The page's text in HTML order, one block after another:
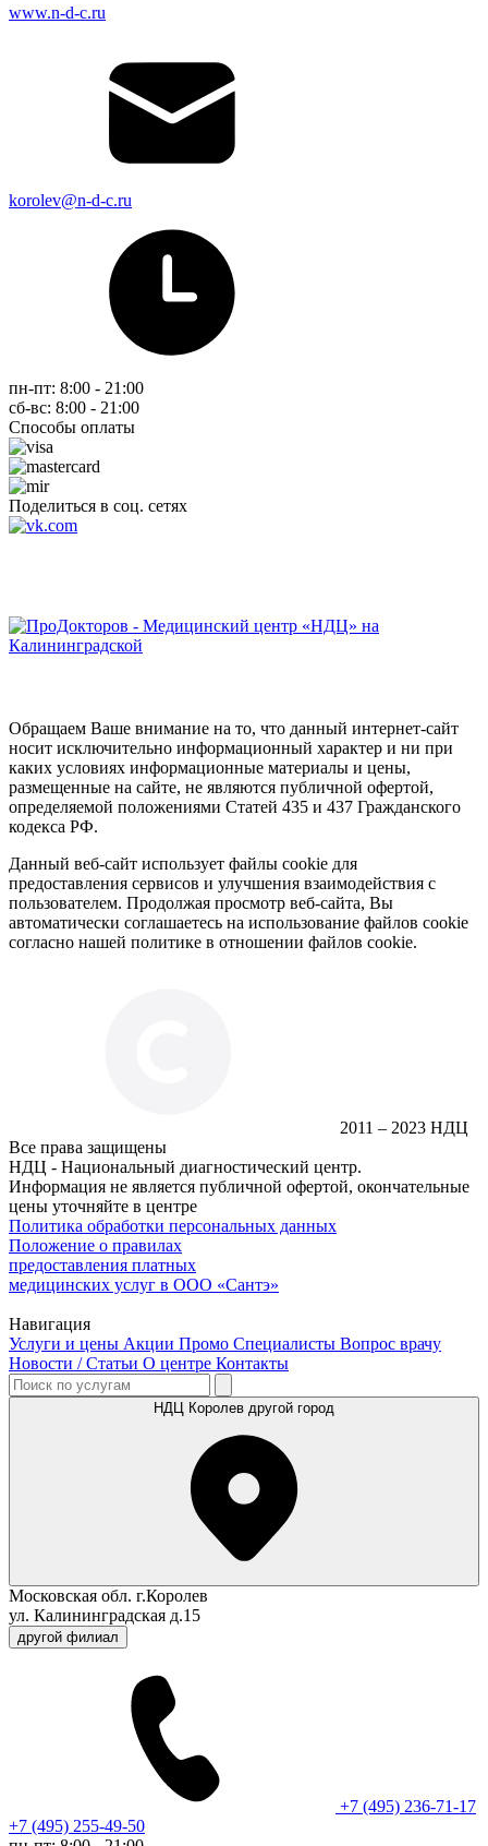
www.n-d-c.ru
korolev@n-d-c.ru
пн-пт: 8:00 - 21:00
сб-вс: 8:00 - 21:00
Способы оплаты
Поделиться в соц. сетях
Обращаем Ваше внимание на то, что данный интернет-сайт
носит исключительно информационный характер и ни при
каких условиях информационные материалы и цены,
размещенные на сайте, не являются публичной офертой,
определяемой положениями Статей 435 и 437 Гражданского
кодекса РФ.
Данный веб-сайт использует файлы cookie для
предоставления сервисов и улучшения взаимодействия с
пользователем. Продолжая просмотр веб-сайта, Вы
автоматически соглашаетесь на использование файлов cookie
согласно нашей политике в отношении файлов cookie.
2011 – 2023 НДЦ
Все права защищены
НДЦ - Национальный диагностический центр.
Информация не является публичной офертой, окончательные
цены уточняйте в центре
Политика обработки персональных данных
Положение о правилах
предоставления платных
медицинских услуг в ООО «Сантэ»
Навигация
Услуги и цены Акции Промо Специалисты Вопрос врачу
Новости / Статьи О центре Контакты
НДЦ Королев другой город
Московская обл. г.Королев
ул. Калининградская д.15
другой филиал
+7 (495) 236-71-17
+7 (495) 255-49-50